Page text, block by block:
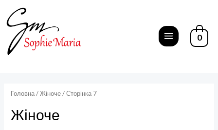
Перейти
до
вмісту
MAIN
0
Головна/Жіноче/ Сторінка 7
Жіноче